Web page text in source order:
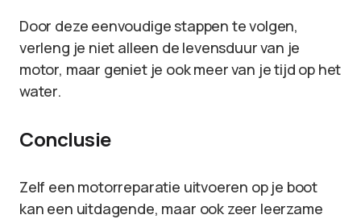
Door deze eenvoudige stappen te volgen,
verleng je niet alleen de levensduur van je
motor, maar geniet je ook meer van je tijd op het
water.
Conclusie
Zelf een motorreparatie uitvoeren op je boot
kan een uitdagende, maar ook zeer leerzame